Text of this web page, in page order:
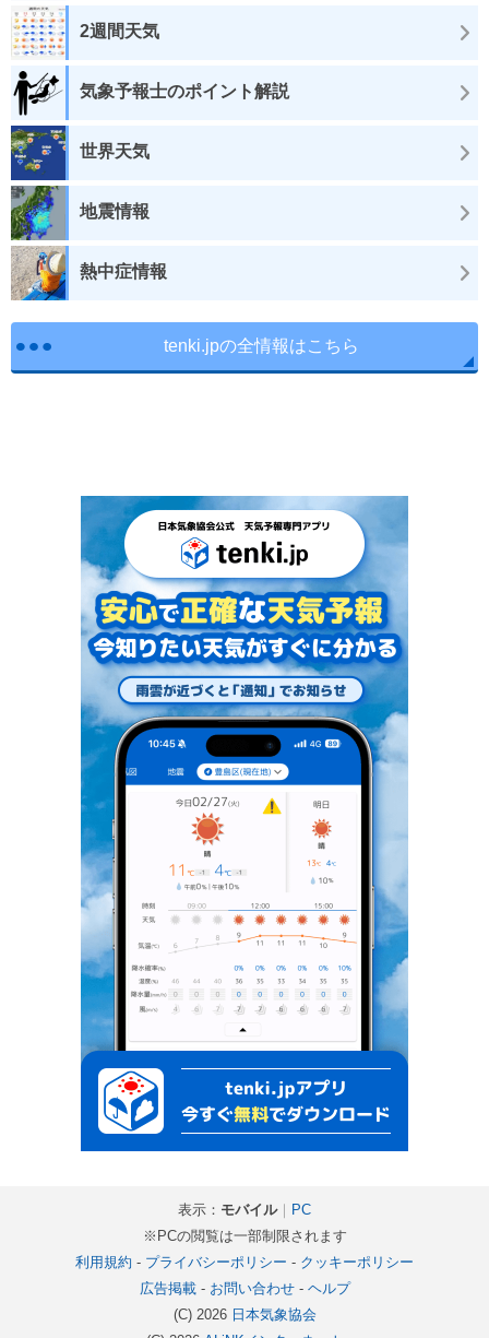
2週間天気
気象予報士のポイント解説
世界天気
地震情報
熱中症情報
tenki.jpの全情報はこちら
表示： モバイル｜
PC
※PCの閲覧は一部制限されます
利用規約 - プライバシーポリシー - クッキーポリシー
広告掲載- お問い合わせ- ヘルプ
(C) 2026 日本気象協会